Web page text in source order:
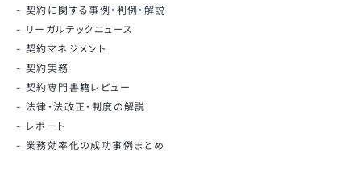
契約に関する事例・判例・解説
リーガルテックニュース
契約マネジメント
契約実務
契約専門書籍レビュー
法律・法改正・制度の解説
レポート
業務効率化の成功事例まとめ